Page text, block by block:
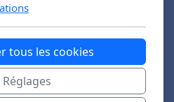
tous les cookies
Réglages